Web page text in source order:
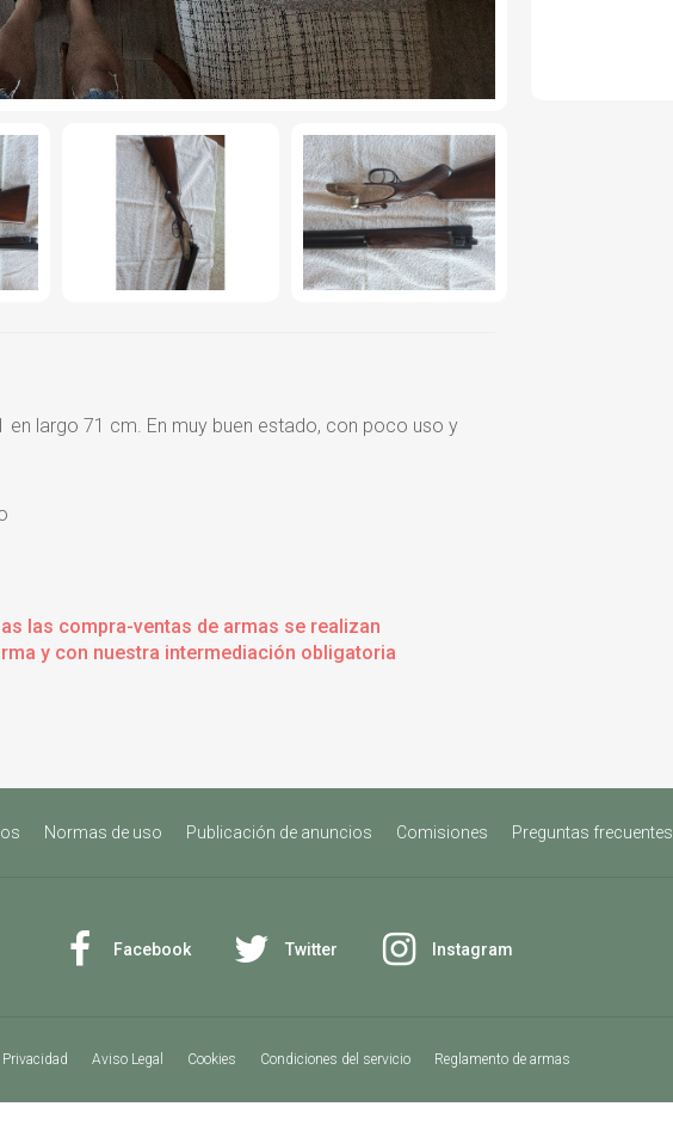
largo 71 cm. En muy buen estado, con poco uso y
las compra-ventas de armas se realizan
y con nuestra intermediación obligatoria
Normas de uso Publicación de anuncios Comisiones Preguntas frecuentes
Facebook Twitter Instagram
Privacidad Aviso Legal Cookies Condiciones del servicio Reglamento de armas